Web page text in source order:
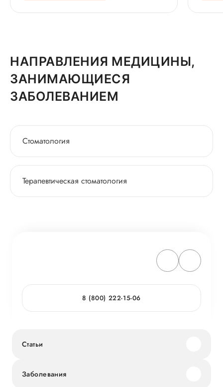
НАПРАВЛЕНИЯ МЕДИЦИНЫ,
ЗАНИМАЮЩИЕСЯ
ЗАБОЛЕВАНИЕМ
Стоматология
Терапевтическая стоматология
8 (800) 222-15-06
Статьи
Заболевания